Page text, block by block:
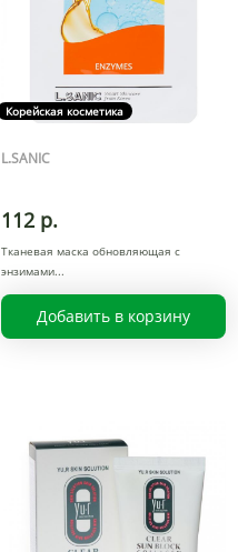
Корейская косметика
L.SANIC
112 р.
Тканевая маска обновляющая с
энзимами
Добавить в корзину